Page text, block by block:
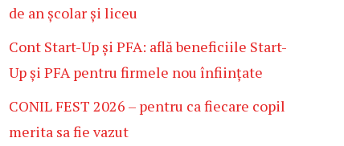
de an școlar și liceu
Cont Start-Up și PFA: află beneficiile Start-
Up și PFA pentru firmele nou înființate
CONIL FEST 2026 – pentru ca fiecare copil
merita sa fie vazut